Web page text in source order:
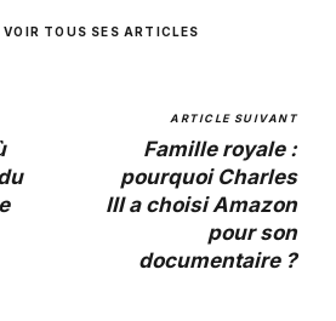
VOIR TOUS SES ARTICLES
ARTICLE SUIVANT
Famille royale :
pourquoi Charles
III a choisi Amazon
pour son
documentaire ?